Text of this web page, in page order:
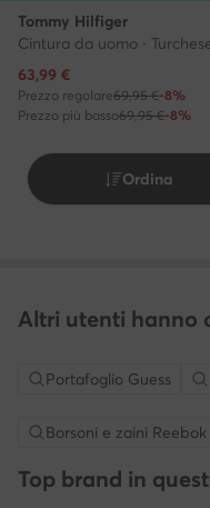
Tommy Hilfiger
Cintura da uomo ·
Prezzo attuale
63,99 €
Prezzo regolare69,95 €-8%
Prezzo più basso69,95 €-8%
Ordina
Altri utenti hanno
Portafoglio Guess
Borsoni e zaini Reebok
Top brand in